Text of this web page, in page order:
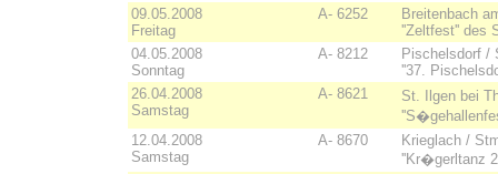
09.05.2008
Freitag
A- 6252
Breitenbach
''Zeltfest'' des
04.05.2008
Sonntag
A- 8212
Pischelsdorf /
''37.
26.04.2008
Samstag
A- 8621
St. Ilgen bei
12.04.2008
Samstag
A- 8670
Krieglach /
''Kr�gerltanz